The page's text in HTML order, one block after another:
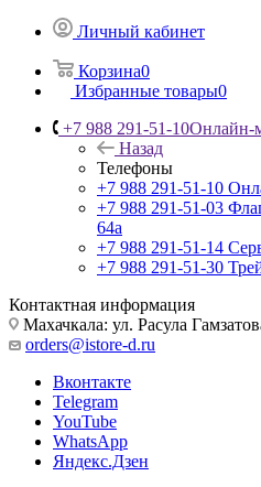
Личный кабинет
Корзина0
Избранные товары0
+7 988 291-51-10Онлайн-
Назад
Телефоны
+7 988 291-51-10
+7 988 291-51-03
64а
+7 988 291-51-14
+7 988 291-51-30
Контактная информация
Махачкала: ул. Расула
orders@istore-d.ru
Вконтакте
Telegram
YouTube
WhatsApp
Яндекс.Дзен